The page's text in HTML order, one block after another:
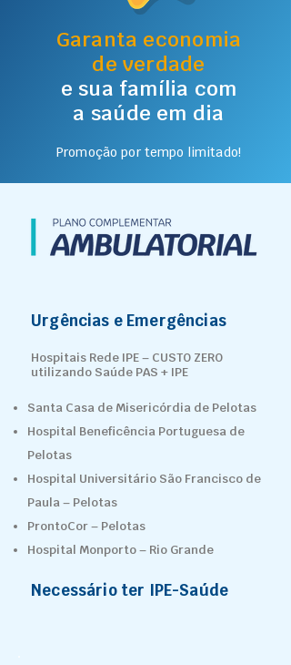
Garanta economia
de verdade
e sua família com
a saúde em dia
Promoção por tempo limitado!
Urgências e Emergências
Hospitais Rede IPE – CUSTO ZERO
utilizando Saúde PAS + IPE
Santa Casa de Misericórdia de Pelotas
Hospital Beneficência Portuguesa de
Pelotas
Hospital Universitário São Francisco de
Paula – Pelotas
ProntoCor – Pelotas
Hospital Monporto – Rio Grande
Necessário ter IPE-Saúde